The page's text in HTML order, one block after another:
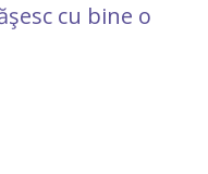
cu bine o